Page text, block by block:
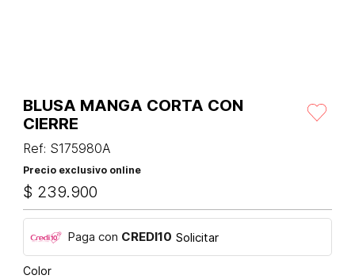
BLUSA MANGA CORTA CON
CIERRE
Ref: S175980A
Precio exclusivo online
$ 239.900
Paga con CREDI10 Solicitar
Color